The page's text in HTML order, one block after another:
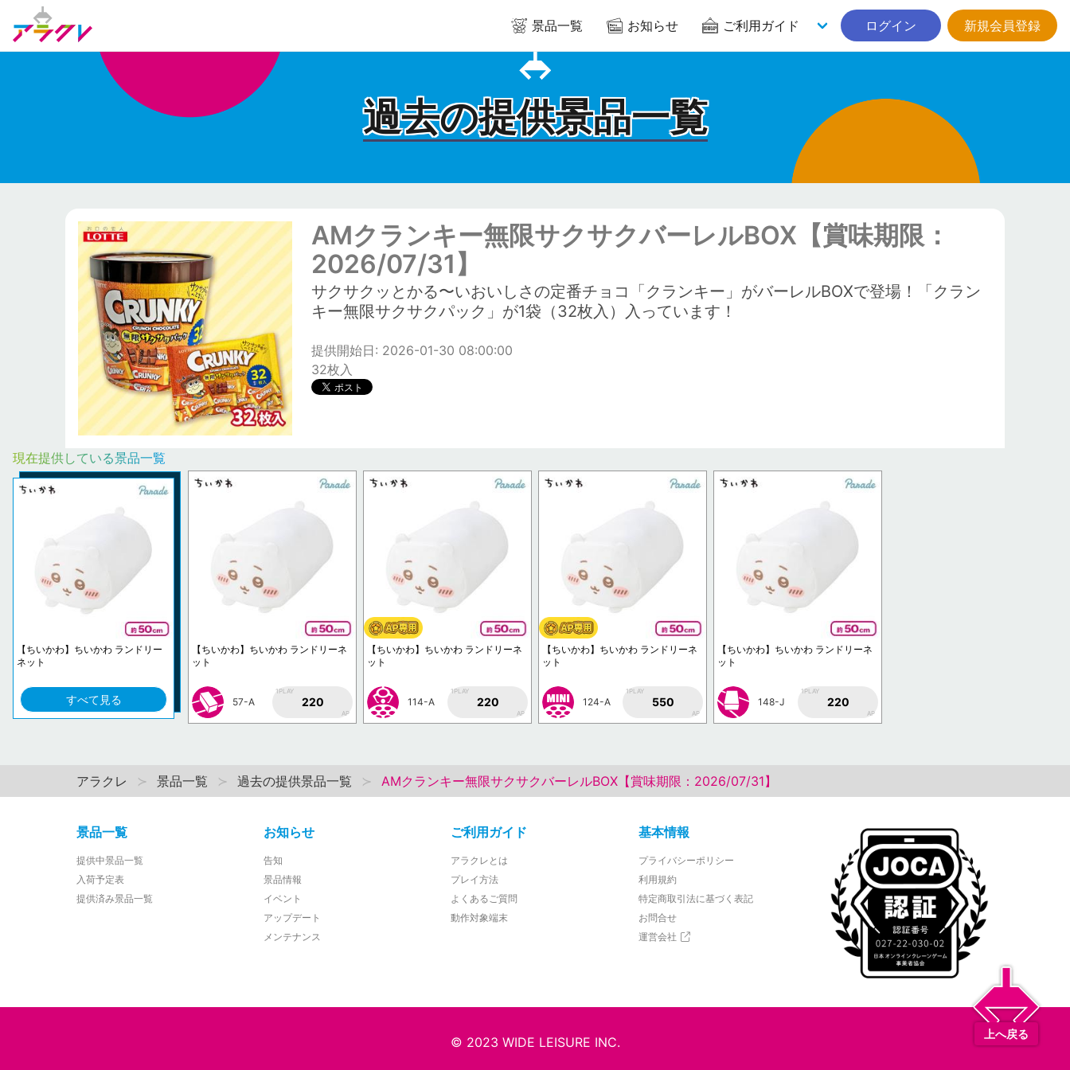
景品一覧 お知らせ ご利用ガイド ログイン 新規会員登録
過去の提供景品一覧
AMクランキー無限サクサクバーレルBOX【賞味期限：
2026/07/31】
サクサクッとかる〜いおいしさの定番チョコ「クランキー」がバーレルBOXで登場！「クラン
キー無限サクサクパック」が1袋（32枚入）入っています！
提供開始日: 2026-01-30 08:00:00
32枚入
現在提供している景品一覧
【ちいかわ】ちいかわ ランドリー
ネット
すべて見る
【ちいかわ】ちいかわ ランドリーネ
ット
57-A
1PLAY
220
AP
【ちいかわ】ちいかわ ランドリーネ
ット
114-A
1PLAY
220
AP
【ちいかわ】ちいかわ ランドリーネ
ット
124-A
1PLAY
550
AP
【ちいかわ】ちいかわ ランドリーネ
ット
148-J
1PLAY
220
AP
アラクレ 景品一覧 過去の提供景品一覧 AMクランキー無限サクサクバーレルBOX【賞味期限：2026/07/31】
景品一覧
提供中景品一覧
入荷予定表
提供済み景品一覧
お知らせ
告知
景品情報
イベント
アップデート
メンテナンス
ご利用ガイド
アラクレとは
プレイ方法
よくあるご質問
動作対象端末
基本情報
プライバシーポリシー
利用規約
特定商取引法に基づく表記
お問合せ
運営会社
© 2023 WIDE LEISURE INC.
上へ戻る